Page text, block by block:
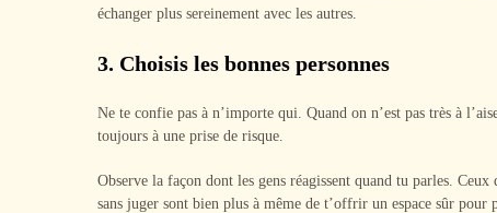
échanger plus sereinement avec les autres.
3. Choisis les bonnes personnes
Ne te confie pas à n’importe qui. Quand on n’est pas très à
toujours à une prise de risque.
Observe la façon dont les gens réagissent quand tu parles.
sans juger sont bien plus à même de t’offrir un espace sûr